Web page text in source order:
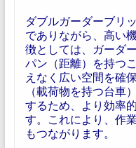
ダブルガーダーブリ
でありながら、高い
徴としては、ガーダ
パン（距離）を持つ
えなく広い空間を確
（載荷物を持つ台車
するため、より効率
す。これにより、作
もつながります。